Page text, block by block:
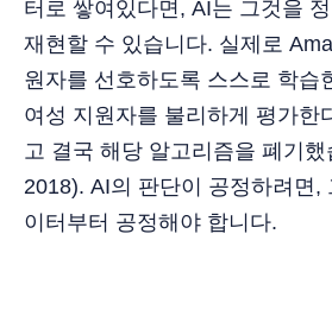
터로 쌓여있다면, AI는 그것을
재현할 수 있습니다. 실제로
원자를 선호하도록 스스로 학습
여성 지원자를 불리하게 평가한
고 결국 해당 알고리즘을 폐기
2018). AI의 판단이 공정하려면,
이터부터 공정해야 합니다.